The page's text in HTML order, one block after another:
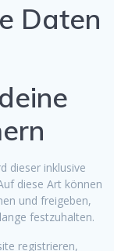
Daten
dieser inklusive
diese Art können
und freigeben,
festzuhalten.
registrieren,